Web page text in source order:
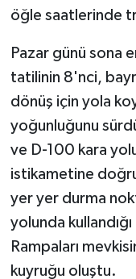
öğle saatlerinde
Pazar günü sona
tatilinin 8'nci,
dönüş için yola
yoğunluğunu
ve D-100 kara
istikametine
yer yer durma
yolunda
Rampaları
kuyruğu oluştu.